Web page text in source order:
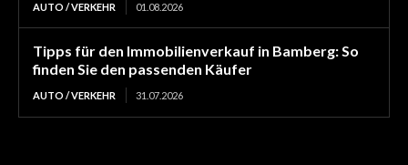
AUTO / VERKEHR 01.08.2026
Tipps für den Immobilienverkauf in Bamberg: So
finden Sie den passenden Käufer
AUTO / VERKEHR 31.07.2026